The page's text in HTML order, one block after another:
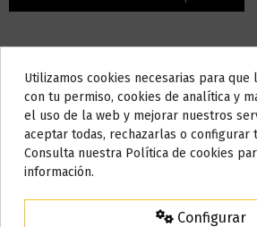
Descripción
El contenido son 50 ml, pero la botella
AVISO IMPORTANTE
Nos tomamos
Todos los pedidos realizados desde el
Utilizamos cookies necesarias para que
con tu permiso, cookies de analítica y
el uso de la web y mejorar nuestros
aceptar todas, rechazarlas o configurar
Consulta nuestra Política de cookies
información.
Configurar